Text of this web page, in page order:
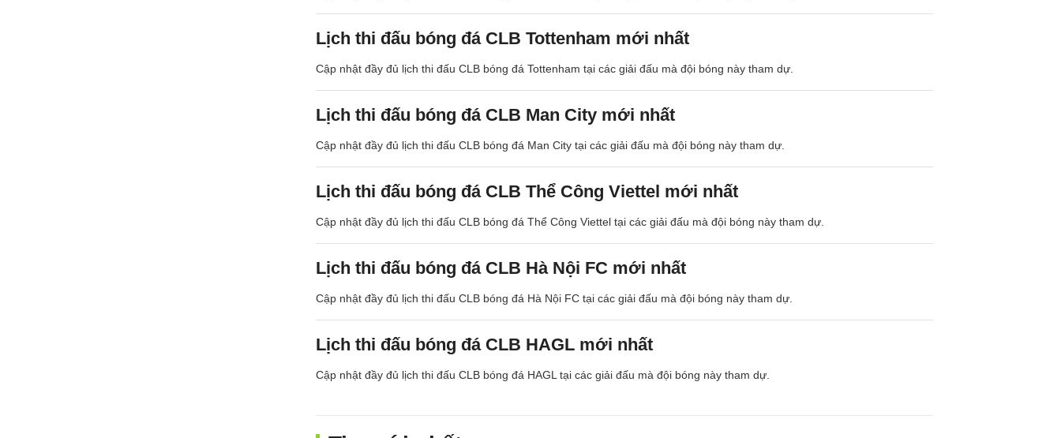
Lịch thi đấu bóng đá CLB Tottenham mới nhất
Cập nhật đầy đủ lịch thi đấu CLB bóng đá Tottenham tại các giải đấu mà đội bóng này tham dự.
Lịch thi đấu bóng đá CLB Man City mới nhất
Cập nhật đầy đủ lịch thi đấu CLB bóng đá Man City tại các giải đấu mà đội bóng này tham dự.
Lịch thi đấu bóng đá CLB Thể Công Viettel mới nhất
Cập nhật đầy đủ lịch thi đấu CLB bóng đá Thể Công Viettel tại các giải đấu mà đội bóng này tham dự.
Lịch thi đấu bóng đá CLB Hà Nội FC mới nhất
Cập nhật đầy đủ lịch thi đấu CLB bóng đá Hà Nội FC tại các giải đấu mà đội bóng này tham dự.
Lịch thi đấu bóng đá CLB HAGL mới nhất
Cập nhật đầy đủ lịch thi đấu CLB bóng đá HAGL tại các giải đấu mà đội bóng này tham dự.